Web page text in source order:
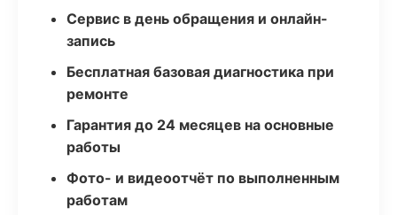
Сервис в день обращения и онлайн-
запись
Бесплатная базовая диагностика при
ремонте
Гарантия до 24 месяцев на основные
работы
Фото- и видеоотчёт по выполненным
работам